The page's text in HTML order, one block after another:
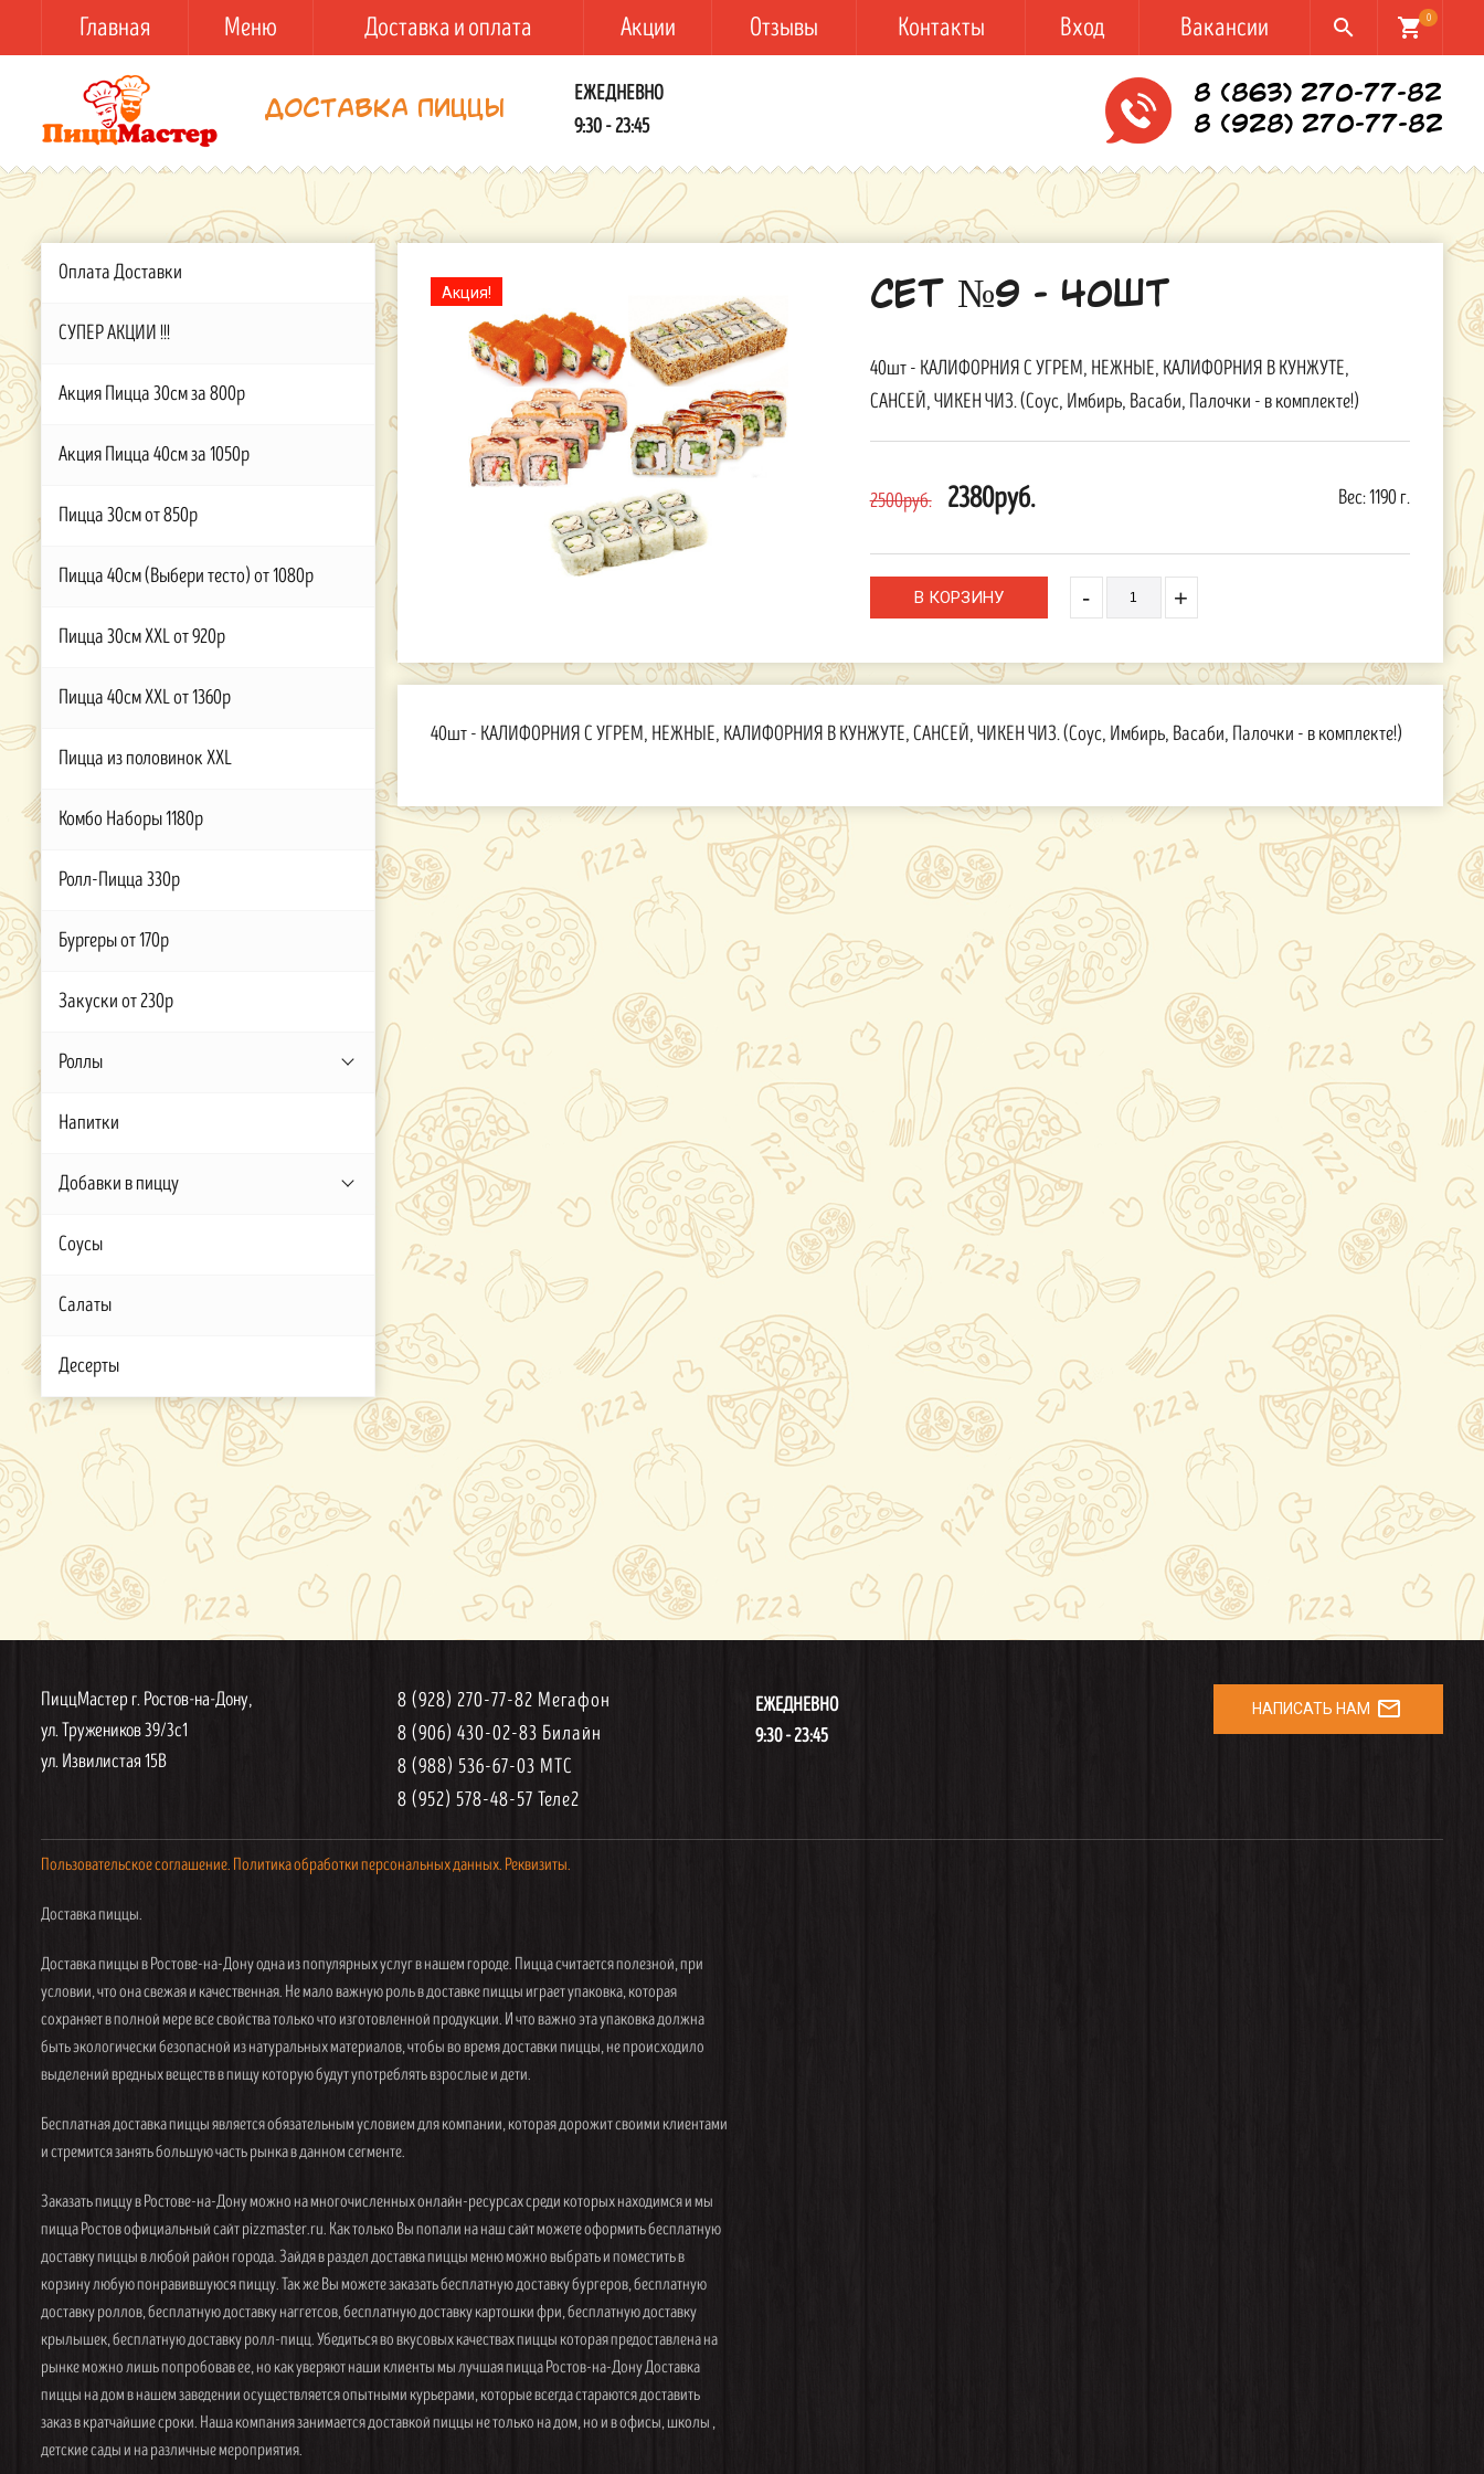
Главная Меню Доставка и оплата Акции Отзывы Контакты Вход Вакансии shopping_cart 0
search
Доставка пиццы
ЕЖЕДНЕВНО
9:30 - 23:45
8 (863) 270-77-82
8 (928) 270-77-82
Оплата Доставки
СУПЕР АКЦИИ !!!
Акция Пицца 30см за 800р
Акция Пицца 40см за 1050р
Пицца 30см от 850р
Пицца 40см (Выбери тесто) от 1080р
Пицца 30см XXL от 920р
Пицца 40см XXL от 1360р
Пицца из половинок XXL
Комбо Наборы 1180р
Ролл-Пицца 330р
Бургеры от 170р
Закуски от 230р
Роллы
Напитки
Добавки в пиццу
Соусы
Салаты
Десерты
Акция! СЕТ №9 - 40шт
40шт - КАЛИФОРНИЯ С УГРЕМ, НЕЖНЫЕ, КАЛИФОРНИЯ В КУНЖУТЕ,
САНСЕЙ, ЧИКЕН ЧИЗ. (Соус, Имбирь, Васаби, Палочки - в комплекте!)
2500руб. 2380руб. Вес:1190 г.
- +
40шт - КАЛИФОРНИЯ С УГРЕМ, НЕЖНЫЕ, КАЛИФОРНИЯ В КУНЖУТЕ, САНСЕЙ, ЧИКЕН ЧИЗ. (Соус, Имбирь, Васаби, Палочки - в комплекте!)
ПиццМастер г. Ростов-на-Дону,
ул. Тружеников 39/3с1
ул. Извилистая 15В
8 (928) 270-77-82 Мегафон
8 (906) 430-02-83 Билайн
8 (988) 536-67-03 МТС
8 (952) 578-48-57 Теле2
ЕЖЕДНЕВНО
9:30 - 23:45
НАПИСАТЬ НАМ mail_outline
Пользовательское соглашение. Политика обработки персональных данных. Реквизиты.
Доставка пиццы.
Доставка пиццы в Ростове-на-Дону одна из популярных услуг в нашем городе. Пицца считается полезной, при
условии, что она свежая и качественная. Не мало важную роль в доставке пиццы играет упаковка, которая
сохраняет в полной мере все свойства только что изготовленной продукции. И что важно эта упаковка должна
быть экологически безопасной из натуральных материалов, чтобы во время доставки пиццы, не происходило
выделений вредных веществ в пищу которую будут употреблять взрослые и дети.
Бесплатная доставка пиццы является обязательным условием для компании, которая дорожит своими клиентами
и стремится занять большую часть рынка в данном сегменте.
Заказать пиццу в Ростове-на-Дону можно на многочисленных онлайн-ресурсах среди которых находимся и мы
пицца Ростов официальный сайт pizzmaster.ru. Как только Вы попали на наш сайт можете оформить бесплатную
доставку пиццы в любой район города. Зайдя в раздел доставка пиццы меню можно выбрать и поместить в
корзину любую понравившуюся пиццу. Так же Вы можете заказать бесплатную доставку бургеров, бесплатную
доставку роллов, бесплатную доставку наггетсов, бесплатную доставку картошки фри, бесплатную доставку
крылышек, бесплатную доставку ролл-пицц. Убедиться во вкусовых качествах пиццы которая предоставлена на
рынке можно лишь попробовав ее, но как уверяют наши клиенты мы лучшая пицца Ростов-на-Дону Доставка
пиццы на дом в нашем заведении осуществляется опытными курьерами, которые всегда стараются доставить
заказ в кратчайшие сроки. Наша компания занимается доставкой пиццы не только на дом, но и в офисы, школы ,
детские сады и на различные мероприятия.